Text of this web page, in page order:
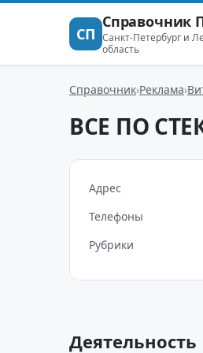
СП
Справочник
Санкт-Петербург и
область
Справочник Реклама
ВСЕ ПО
Адрес
Телефоны
Рубрики
Деятельность